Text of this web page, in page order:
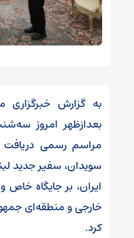
به گزارش خبرگزاری
مراسم رسمی دریافت
سویدان، سفیر جدید
ایران، بر جایگاه
خارجی و منطقه‌ای
کرد.